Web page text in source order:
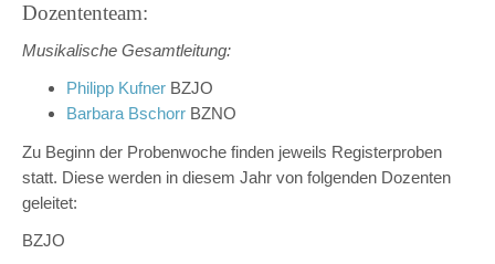
Dozententeam:
Musikalische Gesamtleitung:
Philipp Kufner BZJO
Barbara Bschorr BZNO
Zu Beginn der Probenwoche finden jeweils Registerproben
statt. Diese werden in diesem Jahr von folgenden Dozenten
geleitet:
BZJO